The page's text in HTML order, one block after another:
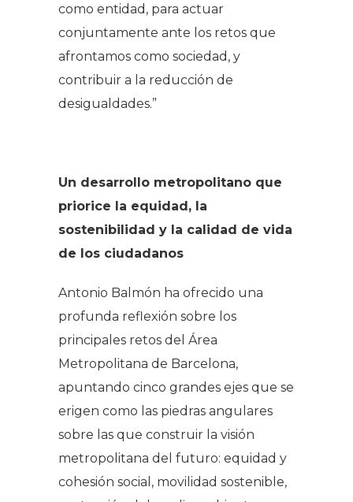
como entidad, para actuar
conjuntamente ante los retos que
afrontamos como sociedad, y
contribuir a la reducción de
desigualdades.”
Un desarrollo metropolitano que
priorice la equidad, la
sostenibilidad y la calidad de vida
de los ciudadanos
Antonio Balmón ha ofrecido una
profunda reflexión sobre los
principales retos del Área
Metropolitana de Barcelona,
apuntando cinco grandes ejes que se
erigen como las piedras angulares
sobre las que construir la visión
metropolitana del futuro: equidad y
cohesión social, movilidad sostenible,